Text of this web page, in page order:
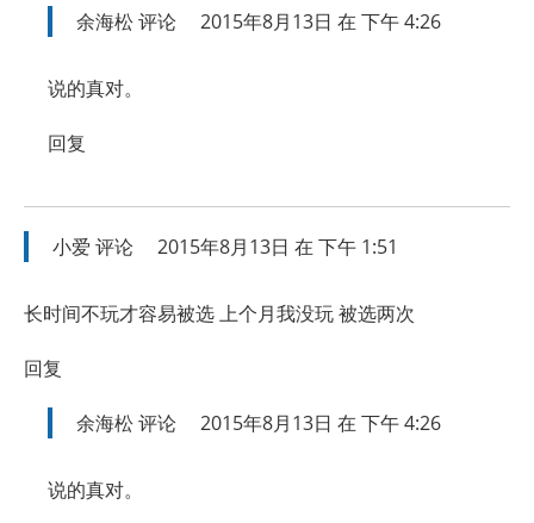
余海松评论 2015年8月13日 在 下午 4:26
说的真对。
回复
小爱 评论 2015年8月13日 在 下午 1:51
长时间不玩才容易被选 上个月我没玩 被选两次
回复
余海松评论 2015年8月13日 在 下午 4:26
说的真对。